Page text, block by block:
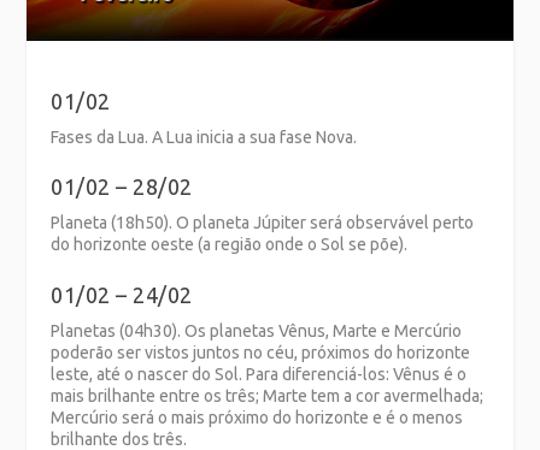
01/02
Fases da Lua. A Lua inicia a sua fase Nova.
01/02 – 28/02
Planeta (18h50). O planeta Júpiter será observável perto
do horizonte oeste (a região onde o Sol se põe).
01/02 – 24/02
Planetas (04h30). Os planetas Vênus, Marte e Mercúrio
poderão ser vistos juntos no céu, próximos do horizonte
leste, até o nascer do Sol. Para diferenciá-los: Vênus é o
mais brilhante entre os três; Marte tem a cor avermelhada;
Mercúrio será o mais próximo do horizonte e é o menos
brilhante dos três.